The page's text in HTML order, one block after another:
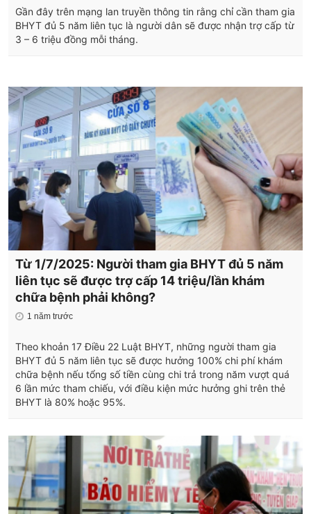
Gần đây trên mạng lan truyền thông tin rằng chỉ cần tham gia
BHYT đủ 5 năm liên tục là người dân sẽ được nhận trợ cấp từ
3 – 6 triệu đồng mỗi tháng.
Từ 1/7/2025: Người tham gia BHYT đủ 5 năm
liên tục sẽ được trợ cấp 14 triệu/lần khám
chữa bệnh phải không?
1 năm trước
Theo khoản 17 Điều 22 Luật BHYT, những người tham gia
BHYT đủ 5 năm liên tục sẽ được hưởng 100% chi phí khám
chữa bệnh nếu tổng số tiền cùng chi trả trong năm vượt quá
6 lần mức tham chiếu, với điều kiện mức hưởng ghi trên thẻ
BHYT là 80% hoặc 95%.